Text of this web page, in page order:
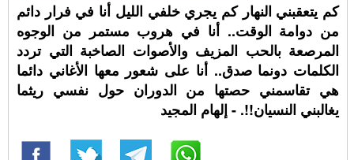
كم يتعقبني النهار كم يجري خلفي الليل أنا في فرار دائم
من دوامة الوقت.. أنا في هروب مستمر من الوجوه
المرصعة بالحب المزيف والأصوات الصاخبة التي تردد
الكلمات دونما صدق.. أنا على شعور معها الأغاني دائما
هي تقاسمني حصتها من الدوران حول نفسي ريثما
يغالبني النسيان!!. - إلهام المجيد